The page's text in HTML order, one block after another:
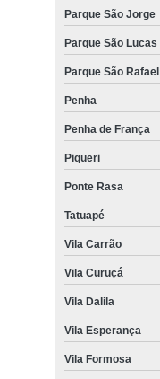
Parque São Jorge
Parque São Lucas
Parque São Rafael
Penha
Penha de França
Piqueri
Ponte Rasa
Tatuapé
Vila Carrão
Vila Curuçá
Vila Dalila
Vila Esperança
Vila Formosa